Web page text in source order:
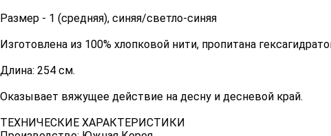
Размер - 1 (средняя), синяя/светло-синяя
Изготовлена из 100% хлопковой нити, пропитана
Длина: 254 см.
Оказывает вяжущее действие на десну и десневой край.
ТЕХНИЧЕСКИЕ ХАРАКТЕРИСТИКИ